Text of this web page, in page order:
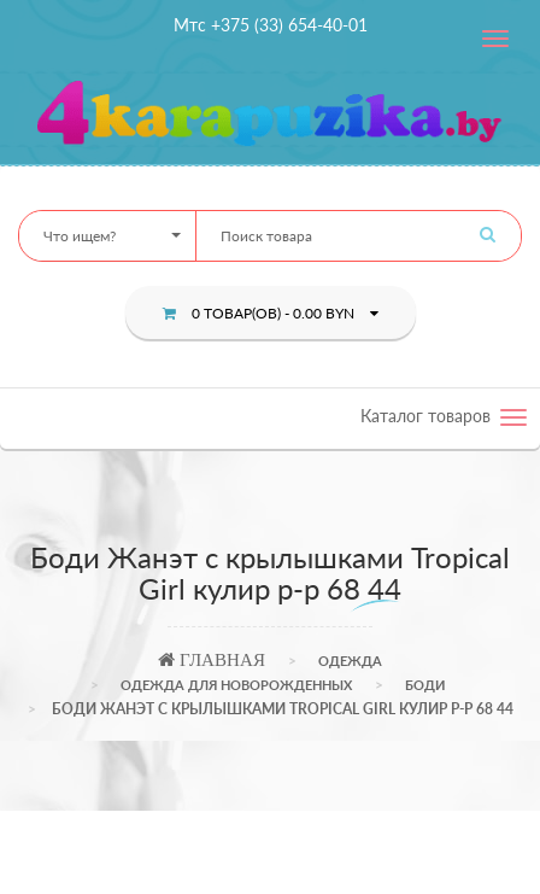
Мтс +375 (33) 654-40-01
Toggle
Что ищем?
0 ТОВАР(ОВ) - 0.00 BYN
Каталог товаров
Боди Жанэт с крылышками Tropical
Girl кулир р-р 68 44
ГЛАВНАЯ
ОДЕЖДА
ОДЕЖДА ДЛЯ НОВОРОЖДЕННЫХ
БОДИ
БОДИ ЖАНЭТ С КРЫЛЫШКАМИ TROPICAL GIRL КУЛИР Р-Р 68 44